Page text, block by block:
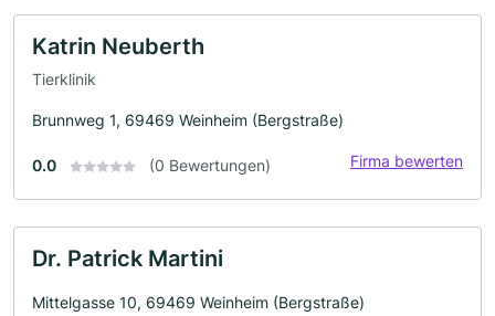
Katrin Neuberth
Tierklinik
Brunnweg 1, 69469 Weinheim (Bergstraße)
0.0 (0 Bewertungen) Firma bewerten
Dr. Patrick Martini
Mittelgasse 10, 69469 Weinheim (Bergstraße)